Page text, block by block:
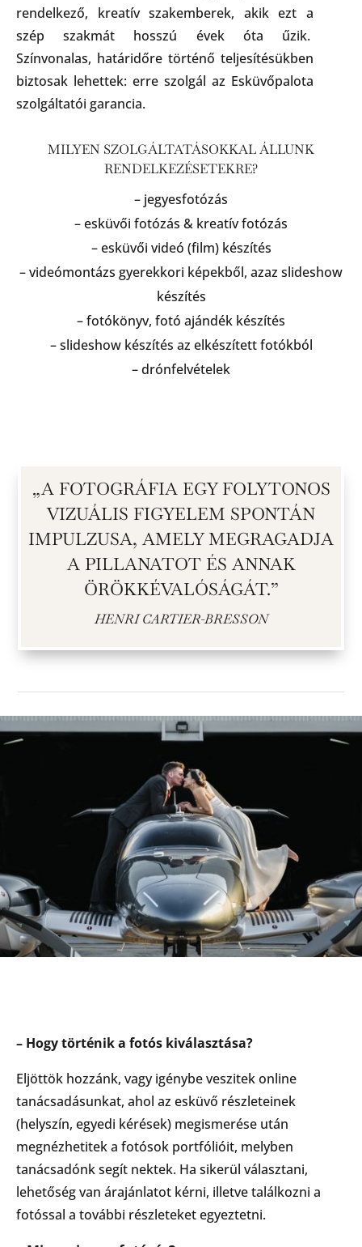
rendelkező, kreatív szakemberek, akik ezt a
szép szakmát hosszú évek óta űzik.
Színvonalas, határidőre történő teljesítésükben
biztosak lehettek: erre szolgál az Esküvőpalota
szolgáltatói garancia.
MILYEN SZOLGÁLTATÁSOKKAL ÁLLUNK
RENDELKEZÉSETEKRE?
– jegyesfotózás
– esküvői fotózás & kreatív fotózás
– esküvői videó (film) készítés
– videómontázs gyerekkori képekből, azaz slideshow
készítés
– fotókönyv, fotó ajándék készítés
– slideshow készítés az elkészített fotókból
– drónfelvételek
„A FOTOGRÁFIA EGY FOLYTONOS
VIZUÁLIS FIGYELEM SPONTÁN
IMPULZUSA, AMELY MEGRAGADJA
A PILLANATOT ÉS ANNAK
ÖRÖKKÉVALÓSÁGÁT.”
HENRI CARTIER-BRESSON
– Hogy történik a fotós kiválasztása?
Eljöttök hozzánk, vagy igénybe veszitek online
tanácsadásunkat, ahol az esküvő részleteinek
(helyszín, egyedi kérések) megismerése után
megnézhetitek a fotósok portfólióit, melyben
tanácsadónk segít nektek. Ha sikerül választani,
lehetőség van árajánlatot kérni, illetve találkozni a
fotóssal a további részleteket egyeztetni.